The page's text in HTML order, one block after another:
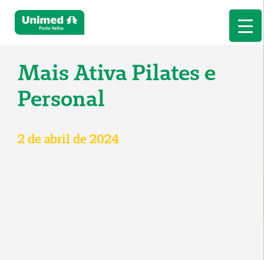
Mais Ativa Pilates e
Personal
2 de abril de 2024